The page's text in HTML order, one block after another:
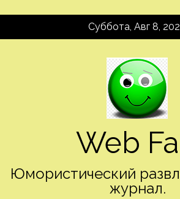
Суббота, Авг 8,
Web
Юмористический
журнал.